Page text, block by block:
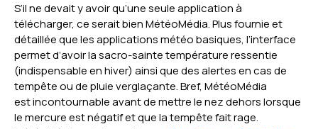
S’il ne devait y avoir qu’une seule application à
télécharger, ce serait bien MétéoMédia. Plus fournie et
détaillée que les applications météo basiques, l’interface
permet d’avoir la sacro-sainte température ressentie
(indispensable en hiver) ainsi que des alertes en cas de
tempête ou de pluie verglaçante. Bref, MétéoMédia
est incontournable avant de mettre le nez dehors lorsque
le mercure est négatif et que la tempête fait rage.